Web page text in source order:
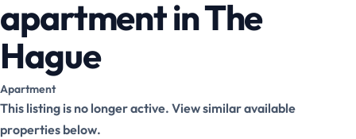
apartment in The
Hague
Apartment
This listing is no longer active. View similar available
properties below.